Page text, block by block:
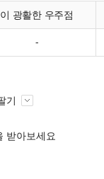
이 광활한 우주점
-
기
받아보세요